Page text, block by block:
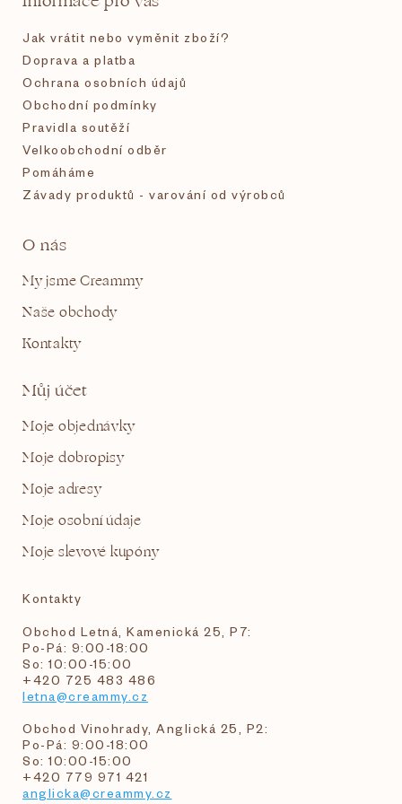
Jak vrátit nebo vyměnit zboží?
Doprava a platba
Ochrana osobních údajů
Obchodní podmínky
Pravidla soutěží
Velkoobchodní odběr
Pomáháme
Závady produktů - varování od výrobců
O nás
My jsme Creammy
Naše obchody
Kontakty
Můj účet
Moje objednávky
Moje dobropisy
Moje adresy
Moje osobní údaje
Moje slevové kupóny
Kontakty
Obchod Letná, Kamenická 25, P7:
Po-Pá: 9:00-18:00
So: 10:00-15:00
+420 725 483 486
letna@creammy.cz
Obchod Vinohrady, Anglická 25, P2:
Po-Pá: 9:00-18:00
So: 10:00-15:00
+420 779 971 421
anglicka@creammy.cz